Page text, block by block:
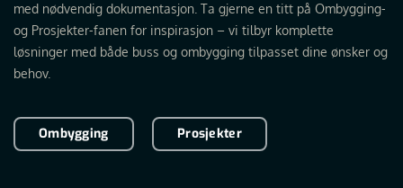
med nødvendig dokumentasjon. Ta gjerne en titt på Ombygging-
og Prosjekter-fanen for inspirasjon – vi tilbyr komplette
løsninger med både buss og ombygging tilpasset dine ønsker og
behov.
Ombygging Prosjekter